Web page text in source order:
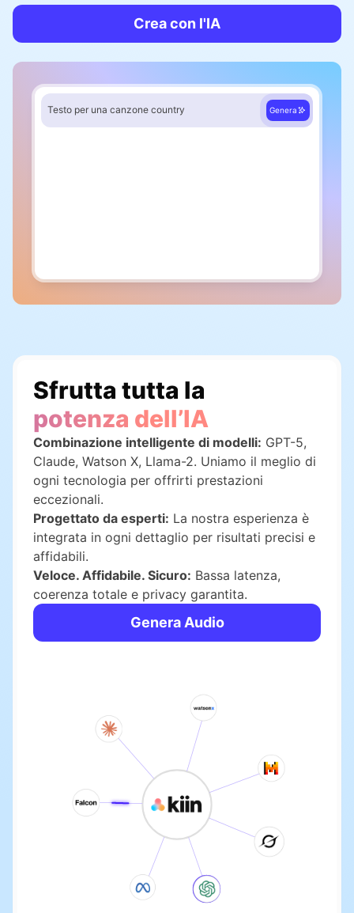
Crea con l'IA
Testo per una canzone country Genera
Sfrutta tutta la
potenza dell’IA
Combinazione intelligente di modelli: GPT-5,
Claude, Watson X, Llama-2. Uniamo il meglio di
ogni tecnologia per offrirti prestazioni
eccezionali.
Progettato da esperti: La nostra esperienza è
integrata in ogni dettaglio per risultati precisi e
affidabili.
Veloce. Affidabile. Sicuro: Bassa latenza,
coerenza totale e privacy garantita.
Genera Audio